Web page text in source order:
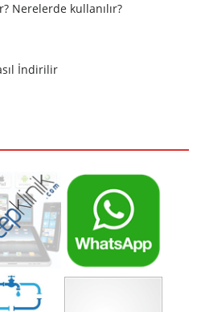
Nerelerde kullanılır?
İndirilir